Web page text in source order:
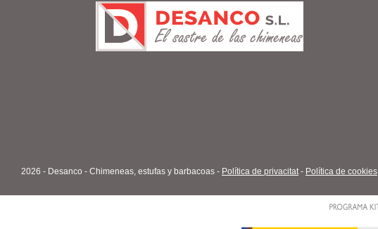
2026 - Desanco - Chimeneas, estufas y barbacoas - Política de privacitat- Política de cookies